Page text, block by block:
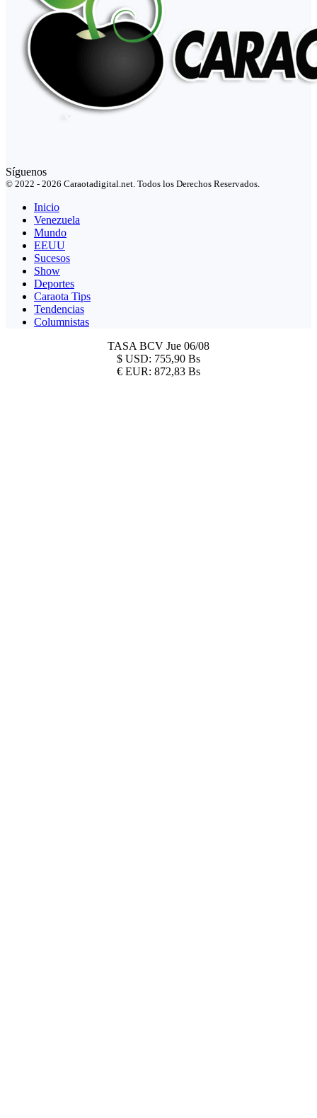
Síguenos
© 2022 - 2026 Caraotadigital.net. Todos los Derechos Reservados.
Inicio
Venezuela
Mundo
EEUU
Sucesos
Show
Deportes
Caraota Tips
Tendencias
Columnistas
TASA BCV Jue 06/08
$ USD: 755,90 Bs
€ EUR: 872,83 Bs